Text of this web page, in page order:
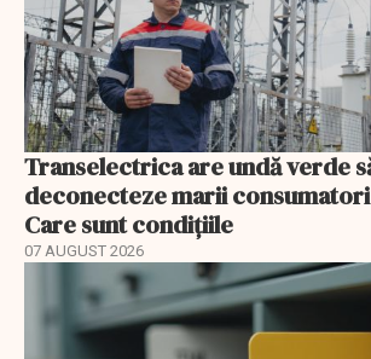
Transelectrica are undă verde
deconecteze marii
Care sunt condițiile
07 AUGUST 2026